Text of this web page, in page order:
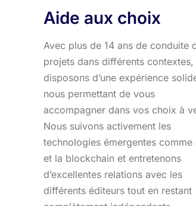
Aide aux choix
Avec plus de 14 ans de conduite
projets dans différents contextes,
disposons d’une expérience
nous permettant de vous
accompagner dans vos choix à
Nous suivons activement les
technologies émergentes comme
et la blockchain et entretenons
d’excellentes relations avec les
différents éditeurs tout en restant